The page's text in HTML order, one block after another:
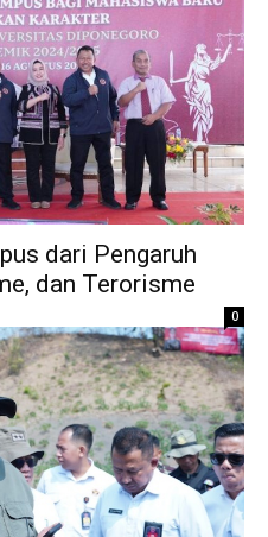
dari Pengaruh
dan Terorisme
0